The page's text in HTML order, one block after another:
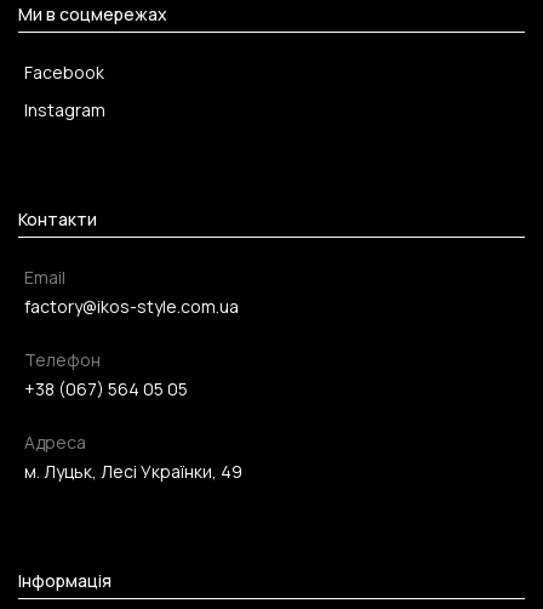
Ми в соцмережах
Facebook
Instagram
Контакти
Email
factory@ikos-style.com.ua
Телефон
+38 (067) 564 05 05
Адреса
м. Луцьк, Лесі Українки, 49
Інформація